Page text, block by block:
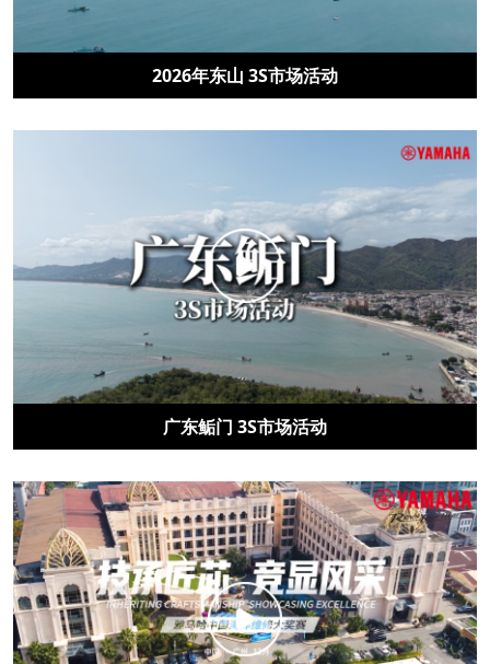
2026年东山 3S市场活动
广东鲘门 3S市场活动